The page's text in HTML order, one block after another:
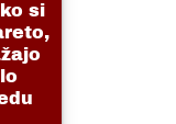
si